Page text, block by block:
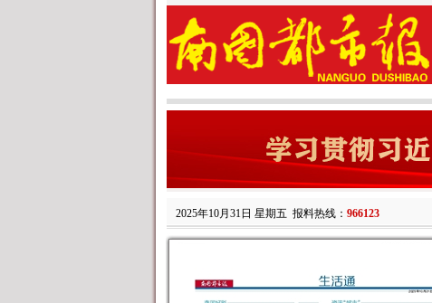
2025年10月31日 星期五 报料热线： 966123